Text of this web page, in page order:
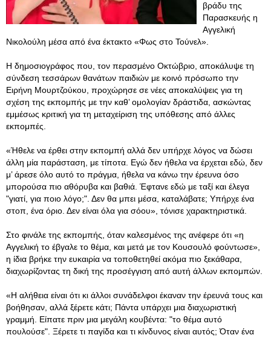
βράδυ της
Παρασκευής η
Αγγελική
Νικολούλη μέσα από ένα έκτακτο «Φως στο Τούνελ».
Η δημοσιογράφος που, τον περασμένο Οκτώβριο, αποκάλυψε τη
σύνδεση τεσσάρων θανάτων παιδιών με κοινό πρόσωπο την
Ειρήνη Μουρτζούκου, προχώρησε σε νέες αποκαλύψεις για τη
σχέση της εκπομπής με την καθ’ ομολογίαν δράστιδα, ασκώντας
εμμέσως κριτική για τη μεταχείριση της υπόθεσης από άλλες
εκπομπές.
«Ήθελε να έρθει στην εκπομπή αλλά δεν υπήρχε λόγος να δώσει
άλλη μία παράσταση, με τίποτα. Εγώ δεν ήθελα να έρχεται εδώ, δεν
μ’ άρεσε όλο αυτό το πράγμα, ήθελα να κάνω την έρευνα όσο
μπορούσα πιο αθόρυβα και βαθιά. Έφτανε εδώ με ταξί και έλεγα
"γιατί, για ποιο λόγο;". Δεν θα μπει μέσα, καταλάβατε; Υπήρχε ένα
στοπ, ένα όριο. Δεν είναι όλα για σόου», τόνισε χαρακτηριστικά.
Στο φινάλε της εκπομπής, όταν καλεσμένος της ανέφερε ότι «η
Αγγελική το έβγαλε το θέμα, και μετά με τον Κουσουλό φούντωσε»,
η ίδια βρήκε την ευκαιρία να τοποθετηθεί ακόμα πιο ξεκάθαρα,
διαχωρίζοντας τη δική της προσέγγιση από αυτή άλλων εκπομπών.
«Η αλήθεια είναι ότι κι άλλοι συνάδελφοι έκαναν την έρευνά τους και
βοήθησαν, αλλά ξέρετε κάτι; Πάντα υπάρχει μια διαχωριστική
γραμμή. Είπατε πριν μια μεγάλη κουβέντα: "το θέμα αυτό
πουλούσε". Ξέρετε τι παγίδα και τι κίνδυνος είναι αυτός; Όταν ένα